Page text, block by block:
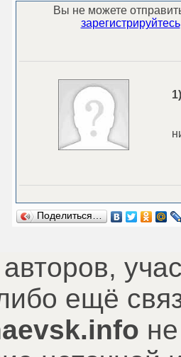
Вы не можете
зарегистрируйтесь
Поделиться…
ещё